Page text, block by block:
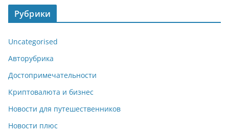
Рубрики
Uncategorised
Авторубрика
Достопримечательности
Криптовалюта и бизнес
Новости для путешественников
Новости плюс